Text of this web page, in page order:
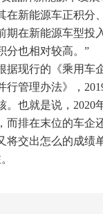
在新能源车正积分
期在新能源车型投
分也相对较高。”
据现行的《乘用车
行管理办法》，
。也就是说，2020
而排在末位的车企
将交出怎么的成绩